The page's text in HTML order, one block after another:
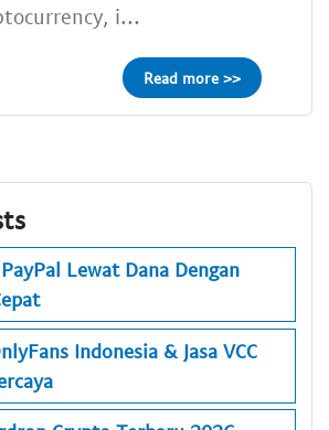
i...
Read more >>
Lewat Dana Dengan
Indonesia & Jasa VCC